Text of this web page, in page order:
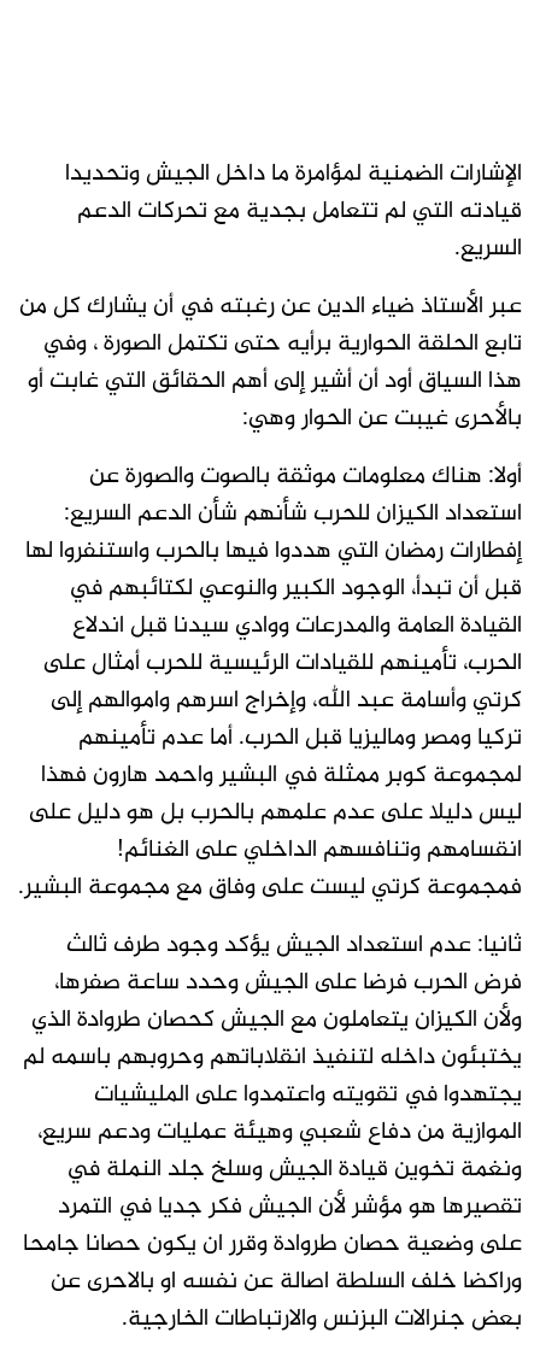
الإشارات الضمنية لمؤامرة ما داخل الجيش وتحديدا
قيادته التي لم تتعامل بجدية مع تحركات الدعم
السريع.
عبر الأستاذ ضياء الدين عن رغبته في أن يشارك كل من
تابع الحلقة الحوارية برأيه حتى تكتمل الصورة ، وفي
هذا السياق أود أن أشير إلى أهم الحقائق التي غابت أو
بالأحرى غيبت عن الحوار وهي:
أولا: هناك معلومات موثقة بالصوت والصورة عن
استعداد الكيزان للحرب شأنهم شأن الدعم السريع:
إفطارات رمضان التي هددوا فيها بالحرب واستنفروا لها
قبل أن تبدأ، الوجود الكبير والنوعي لكتائبهم في
القيادة العامة والمدرعات ووادي سيدنا قبل اندلاع
الحرب، تأمينهم للقيادات الرئيسية للحرب أمثال على
كرتي وأسامة عبد الله، وإخراج اسرهم واموالهم إلى
تركيا ومصر وماليزيا قبل الحرب. أما عدم تأمينهم
لمجموعة كوبر ممثلة في البشير واحمد هارون فهذا
ليس دليلا على عدم علمهم بالحرب بل هو دليل على
انقسامهم وتنافسهم الداخلي على الغنائم!
فمجموعة كرتي ليست على وفاق مع مجموعة البشير.
ثانيا: عدم استعداد الجيش يؤكد وجود طرف ثالث
فرض الحرب فرضا على الجيش وحدد ساعة صفرها،
ولأن الكيزان يتعاملون مع الجيش كحصان طروادة الذي
يختبئون داخله لتنفيذ انقلاباتهم وحروبهم باسمه لم
يجتهدوا في تقويته واعتمدوا على المليشيات
الموازية من دفاع شعبي وهيئة عمليات ودعم سريع،
ونغمة تخوين قيادة الجيش وسلخ جلد النملة في
تقصيرها هو مؤشر لأن الجيش فكر جديا في التمرد
على وضعية حصان طروادة وقرر ان يكون حصانا جامحا
وراكضا خلف السلطة اصالة عن نفسه او بالاحرى عن
بعض جنرالات البزنس والارتباطات الخارجية.